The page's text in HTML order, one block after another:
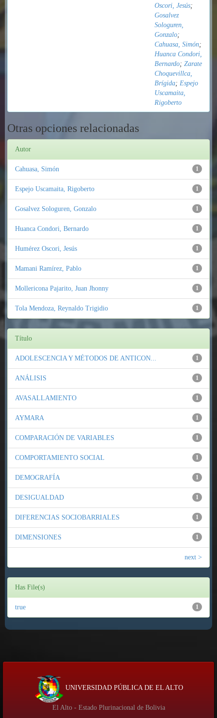
Oscori, Jesús;
Gosalvez
Sologuren,
Gonzalo;
Cahuasa, Simón;
Huanca Condori,
Bernardo; Zarate
Choquevillca,
Brígida; Espejo
Uscamaita,
Rigoberto
Otras opciones relacionadas
Autor
1
Cahuasa, Simón
1
Espejo Uscamaita, Rigoberto
1
Gosalvez Sologuren, Gonzalo
1
Huanca Condori, Bernardo
1
Humérez Oscori, Jesús
1
Mamani Ramírez, Pablo
1
Mollericona Pajarito, Juan Jhonny
1
Tola Mendoza, Reynaldo Trigidio
Título
1
ADOLESCENCIA Y MÉTODOS DE ANTICON...
1
ANÁLISIS
1
AVASALLAMIENTO
1
AYMARA
1
COMPARACIÓN DE VARIABLES
1
COMPORTAMIENTO SOCIAL
1
DEMOGRAFÍA
1
DESIGUALDAD
1
DIFERENCIAS SOCIOBARRIALES
1
DIMENSIONES
next >
Has File(s)
1
true
UNIVERSIDAD PÚBLICA DE EL ALTO
El Alto - Estado Plurinacional de Bolivia